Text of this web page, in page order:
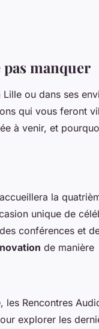
manquer
ou dans ses
qui vous feront
à venir, et
la
unique de
conférences et
de manière
les Rencontres
explorer les